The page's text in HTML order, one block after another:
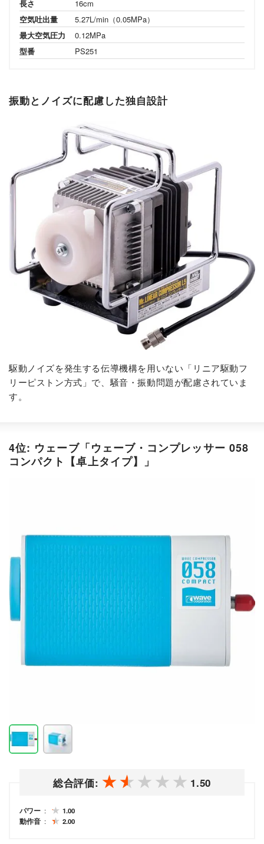
長さ
16cm
空気吐出量
5.27L/min（0.05MPa）
最大空気圧力
0.12MPa
型番
PS251
振動とノイズに配慮した独自設計
駆動ノイズを発生する伝導機構を用いない「リニア駆動フ
リーピストン方式」で、騒音・振動問題が配慮されていま
す。
4位: ウェーブ「ウェーブ・コンプレッサー 058
コンパクト【卓上タイプ】」
総合評価: 1.50
パワー
1.00
動作音
2.00